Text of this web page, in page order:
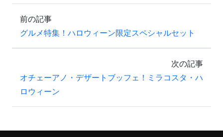
前の記事
グルメ特集！ハロウィーン限定スペシャルセット
次の記事
オチェーアノ・デザートブッフェ！ミラコスタ・ハ
ロウィーン